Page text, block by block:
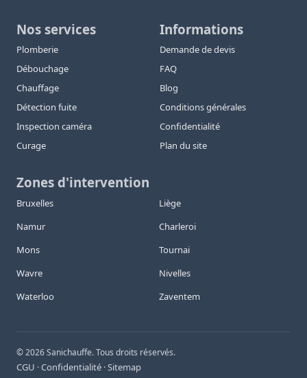
Nos services
Plomberie
Débouchage
Chauffage
Détection fuite
Inspection caméra
Curage
Informations
Demande de devis
FAQ
Blog
Conditions générales
Confidentialité
Plan du site
Zones d'intervention
Bruxelles
Liège
Namur
Charleroi
Mons
Tournai
Wavre
Nivelles
Waterloo
Zaventem
©2026Sanichauffe. Tous droits réservés.
CGU ·Confidentialité ·Sitemap